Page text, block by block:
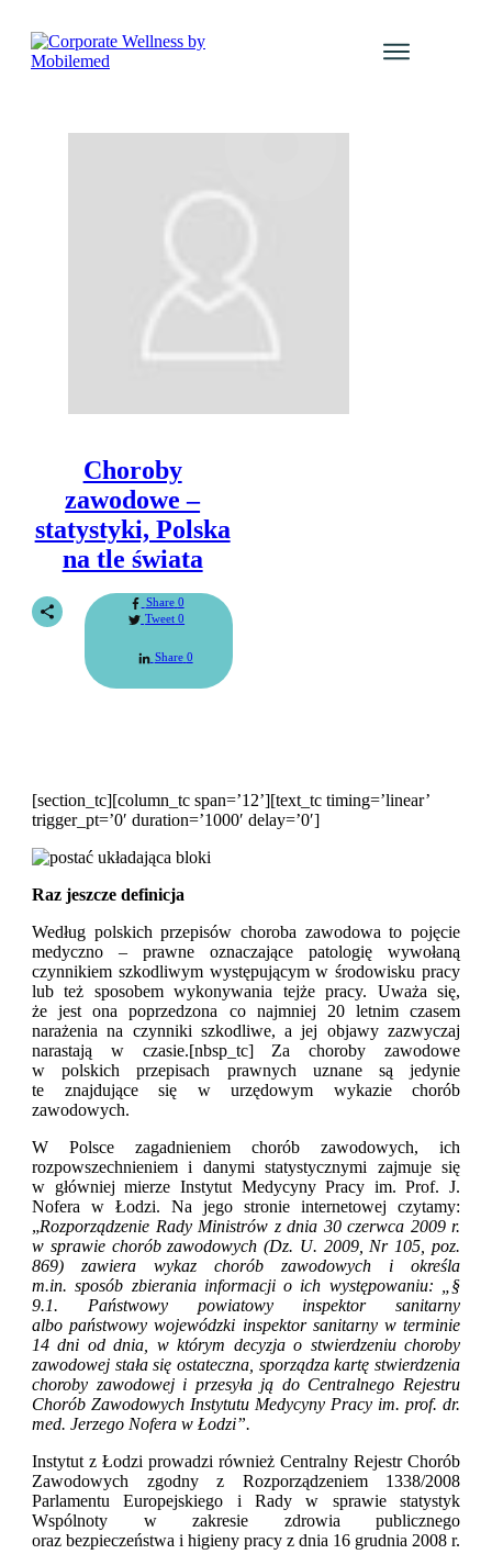
Chomiuk
Choroby
zawodowe –
statystyki, Polska
na tle świata
Share 0
Tweet 0
Share 0
[section_tc][column_tc span=’12’][text_tc timing=’linear’
trigger_pt=’0′ duration=’1000′ delay=’0′]
Raz jeszcze definicja
Według polskich przepisów choroba zawodowa to pojęcie
medyczno – prawne oznaczające patologię wywołaną
czynnikiem szkodliwym występującym w środowisku pracy
lub też sposobem wykonywania tejże pracy. Uważa się,
że jest ona poprzedzona co najmniej 20 letnim czasem
narażenia na czynniki szkodliwe, a jej objawy zazwyczaj
narastają w czasie.[nbsp_tc] Za choroby zawodowe
w polskich przepisach prawnych uznane są jedynie
te znajdujące się w urzędowym wykazie chorób
zawodowych.
W Polsce zagadnieniem chorób zawodowych, ich
rozpowszechnieniem i danymi statystycznymi zajmuje się
w główniej mierze Instytut Medycyny Pracy im. Prof. J.
Nofera w Łodzi. Na jego stronie internetowej czytamy:
„Rozporządzenie Rady Ministrów z dnia 30 czerwca 2009 r.
w sprawie chorób zawodowych (Dz. U. 2009, Nr 105, poz.
869) zawiera wykaz chorób zawodowych i określa
m.in. sposób zbierania informacji o ich występowaniu: „§
9.1. Państwowy powiatowy inspektor sanitarny
albo państwowy wojewódzki inspektor sanitarny w terminie
14 dni od dnia, w którym decyzja o stwierdzeniu choroby
zawodowej stała się ostateczna, sporządza kartę stwierdzenia
choroby zawodowej i przesyła ją do Centralnego Rejestru
Chorób Zawodowych Instytutu Medycyny Pracy im. prof. dr.
med. Jerzego Nofera w Łodzi”.
Instytut z Łodzi prowadzi również Centralny Rejestr Chorób
Zawodowych zgodny z Rozporządzeniem 1338/2008
Parlamentu Europejskiego i Rady w sprawie statystyk
Wspólnoty w zakresie zdrowia publicznego
oraz bezpieczeństwa i higieny pracy z dnia 16 grudnia 2008 r.